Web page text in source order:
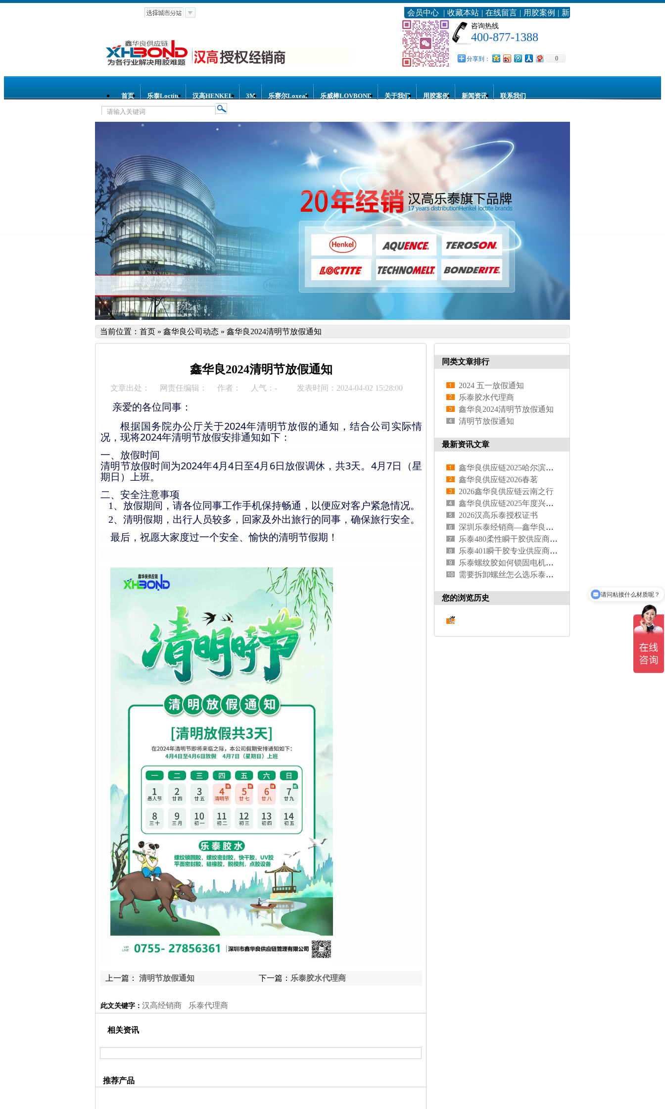
会员中心 | 收藏本站 | 在线留言 | 用胶案例 | 新
浪微博
咨询热线
400-877-1388
分享到： 0
首页 乐泰Loctite 汉高HENKEL 3M 乐赛尔Loxeal 乐威棒LOVBOND 关于我们 用胶案例 新闻资讯 联系我们
热门关键词： 乐泰胶水 汉高胶水 乐赛尔胶水 3M胶水 乐威棒胶水 乐泰点胶设备
当前位置： 首页 » 鑫华良公司动态 » 鑫华良2024清明节放假通知
鑫华良2024清明节放假通知
文章出处： 网责任编辑： 作者： 人气： - 发表时间：2024-04-02 15:28:00
亲爱的各位同事 ：
根据国务院办公厅关于2024年清明节放假的通知，结合公司实际情
况，现将2024年清明节放假安排通知如下：
一、 放假时间
清明节放假时间为2024年4月4日至4月 6日放假调休，共3天。 4月7日（星
期 日 ）上班。
二、安全注意事项
1、 放假期间， 请各位同事工作手机保持畅通，以便应对客户紧急情况。
2、清明假期，出行人员较多，回家及外出旅行的同事 ，确保旅行安全。
最后，祝愿大家度过一个安全、愉快的清明节假期！
下一篇： 乐泰胶水代理商
上一篇： 清明节放假通知
此文关键字： 汉高经销商 乐泰代理商
相关资讯
推荐产品
同类文章排行
2024 五一放假通知
乐泰胶水代理商
鑫华良2024清明节放假通知
清明节放假通知
最新资讯文章
鑫华良供应链2025哈尔滨之行
鑫华良供应链2026春茗
2026鑫华良供应链云南之行
鑫华良供应链2025年度兴国之旅摘橙子
2026汉高乐泰授权证书
深圳乐泰经销商—鑫华良供应链，专注乐泰胶粘剂代理20余年
乐泰480柔性瞬干胶供应商 | 鑫华良供应链原装正品保障
乐泰401瞬干胶专业供应商 | 鑫华良供应链原装正品
乐泰螺纹胶如何锁固电机底座？
需要拆卸螺丝怎么选乐泰螺纹胶？
您的浏览历史 请问粘接什么材质呢？